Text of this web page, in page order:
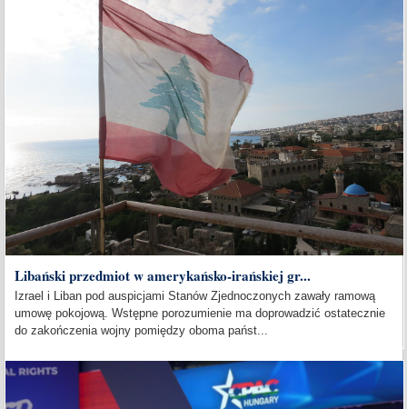
Libański przedmiot w amerykańsko-irańskiej gr...
Izrael i Liban pod auspicjami Stanów Zjednoczonych zawały ramową
umowę pokojową. Wstępne porozumienie ma doprowadzić ostatecznie
do zakończenia wojny pomiędzy oboma państ...